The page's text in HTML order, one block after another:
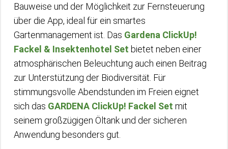
Bauweise und der Möglichkeit zur Fernsteuerung
über die App, ideal für ein smartes
Gartenmanagement ist. Das Gardena ClickUp!
Fackel & Insektenhotel Set bietet neben einer
atmosphärischen Beleuchtung auch einen Beitrag
zur Unterstützung der Biodiversität. Für
stimmungsvolle Abendstunden im Freien eignet
sich das GARDENA ClickUp! Fackel Set mit
seinem großzügigen Öltank und der sicheren
Anwendung besonders gut.